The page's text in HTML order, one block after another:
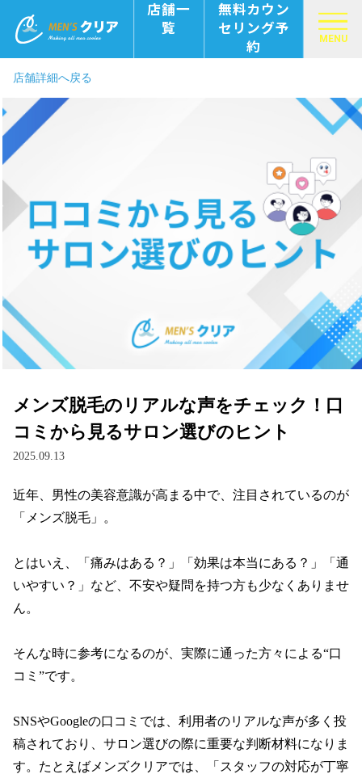
店舗一
覧
無料カウン
セリング予
約
MENU
店舗詳細へ戻る
メンズ脱毛のリアルな声をチェック！口
コミから見るサロン選びのヒント
2025.09.13
近年、男性の美容意識が高まる中で、注目されているのが
「メンズ脱毛」。
とはいえ、「痛みはある？」「効果は本当にある？」「通
いやすい？」など、不安や疑問を持つ方も少なくありませ
ん。
そんな時に参考になるのが、実際に通った方々による“口
コミ”です。
SNSやGoogleの口コミでは、利用者のリアルな声が多く投
稿されており、サロン選びの際に重要な判断材料になりま
す。たとえばメンズクリアでは、「スタッフの対応が丁寧